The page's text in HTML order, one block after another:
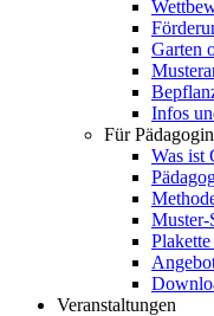
Garten
Infos
Für
Was ist
Muster-
Veranstaltungen